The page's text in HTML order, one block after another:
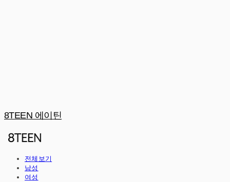
8TEEN 에이틴
전체보기
남성
여성